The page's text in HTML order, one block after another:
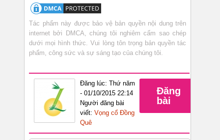
Tác phẩm này được bảo vệ bản quyền nội dung trên
internet bởi DMCA, chúng tôi nghiêm cấm sao chép
dưới mọi hình thức. Vui lòng tôn trọng bản quyền tác
phẩm, công sức và sự sáng tạo của chúng tôi.
Đăng lúc: Thứ năm
- 01/10/2015 22:14
Người đăng bài
viết: Vọng cổ Đồng
Quê
Đăng
bài